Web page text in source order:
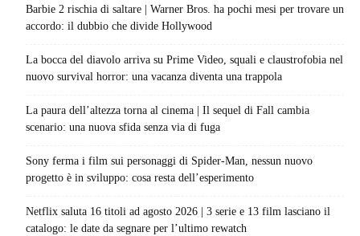
Barbie 2 rischia di saltare | Warner Bros. ha pochi mesi per trovare un
accordo: il dubbio che divide Hollywood
La bocca del diavolo arriva su Prime Video, squali e claustrofobia nel
nuovo survival horror: una vacanza diventa una trappola
La paura dell’altezza torna al cinema | Il sequel di Fall cambia
scenario: una nuova sfida senza via di fuga
Sony ferma i film sui personaggi di Spider-Man, nessun nuovo
progetto è in sviluppo: cosa resta dell’esperimento
Netflix saluta 16 titoli ad agosto 2026 | 3 serie e 13 film lasciano il
catalogo: le date da segnare per l’ultimo rewatch